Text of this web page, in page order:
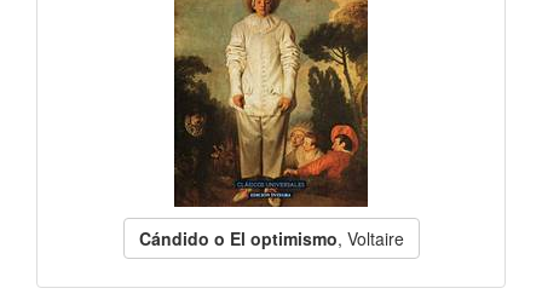
Cándido o El optimismo, Voltaire